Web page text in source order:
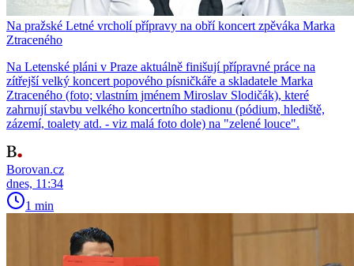
Na pražské Letné vrcholí přípravy na obří koncert zpěváka Marka
Ztraceného
Na Letenské pláni v Praze aktuálně finišují přípravné práce na
zítřejší velký koncert popového písničkáře a skladatele Marka
Ztraceného (foto; vlastním jménem Miroslav Slodičák), které
zahrnují stavbu velkého koncertního stadionu (pódium, hlediště,
zázemí, toalety atd. - viz malá foto dole) na "zelené louce".
Borovan.cz
dnes, 11:34
1 min